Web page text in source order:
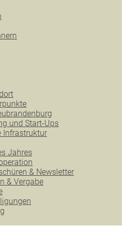
und Start-Ups
Infrastruktur
Jahres
& Newsletter
& Vergabe